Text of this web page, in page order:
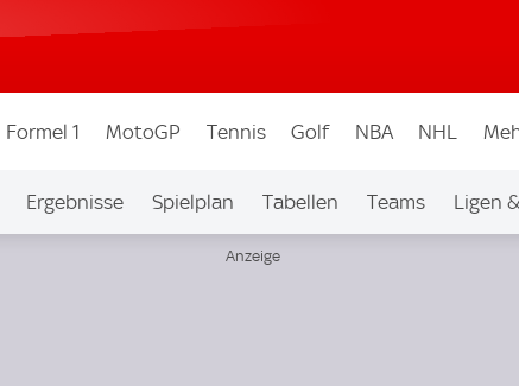
Formel 1 MotoGP Tennis Golf NBA NHL
Ergebnisse Spielplan Tabellen Teams Ligen